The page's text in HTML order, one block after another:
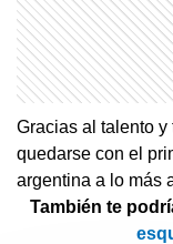
Gracias al talento
quedarse con el
argentina a lo más
También te